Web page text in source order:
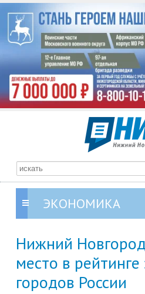
ЭКОНОМИКА
Нижний
место в
городов России